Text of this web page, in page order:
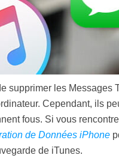
supprimer les
Cependant, ils
fous. Si vous
de Données iPhone
de iTunes.